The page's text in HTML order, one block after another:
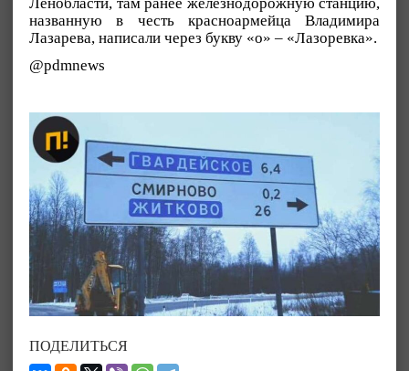
названную в честь красноармейца Владимира
Лазарева, написали через букву «о» – «Лазоревка».
@pdmnews
ПОДЕЛИТЬСЯ